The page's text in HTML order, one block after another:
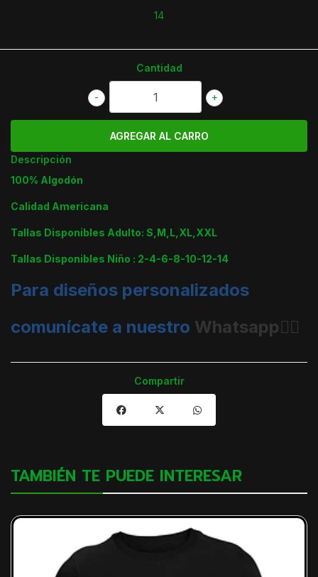
14
Cantidad
+
-
Descripción
100% Algodón
Calidad Americana
Tallas Disponibles Adulto: S,M,L,XL,XXL
Tallas Disponibles Niño : 2-4-6-8-10-12-14
Para diseños personalizados
comunícate a nuestro Whatsapp👈🏼
Compartir
TAMBIÉN TE PUEDE INTERESAR